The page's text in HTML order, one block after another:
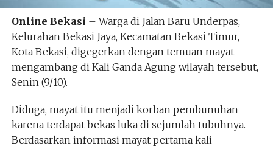
Online Bekasi – Warga di Jalan Baru Underpas,
Kelurahan Bekasi Jaya, Kecamatan Bekasi Timur,
Kota Bekasi, digegerkan dengan temuan mayat
mengambang di Kali Ganda Agung wilayah tersebut,
Senin (9/10).
Diduga, mayat itu menjadi korban pembunuhan
karena terdapat bekas luka di sejumlah tubuhnya.
Berdasarkan informasi mayat pertama kali